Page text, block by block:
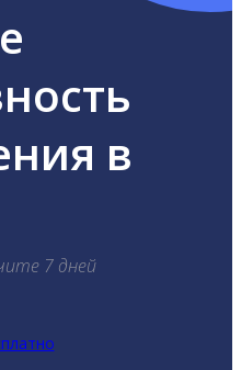
в
7 дней